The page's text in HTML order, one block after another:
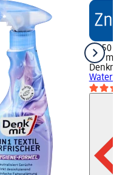
29,50 Kč
300 ml
Denkmit
Water